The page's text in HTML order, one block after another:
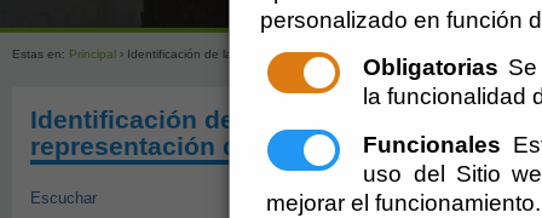
personalizado en función
Obligatorias
la funcionalidad
Funcionales
uso del Sitio
mejorar el funcionamiento.
Estas en: Principal › Identificación de las personas que forman parte de los órganos de
Identificación de las personas que
representación del personal
Escuchar